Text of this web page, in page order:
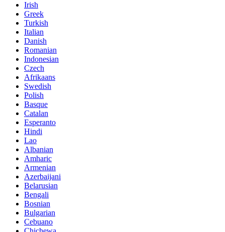
Irish
Greek
Turkish
Italian
Danish
Romanian
Indonesian
Czech
Afrikaans
Swedish
Polish
Basque
Catalan
Esperanto
Hindi
Lao
Albanian
Amharic
Armenian
Azerbaijani
Belarusian
Bengali
Bosnian
Bulgarian
Cebuano